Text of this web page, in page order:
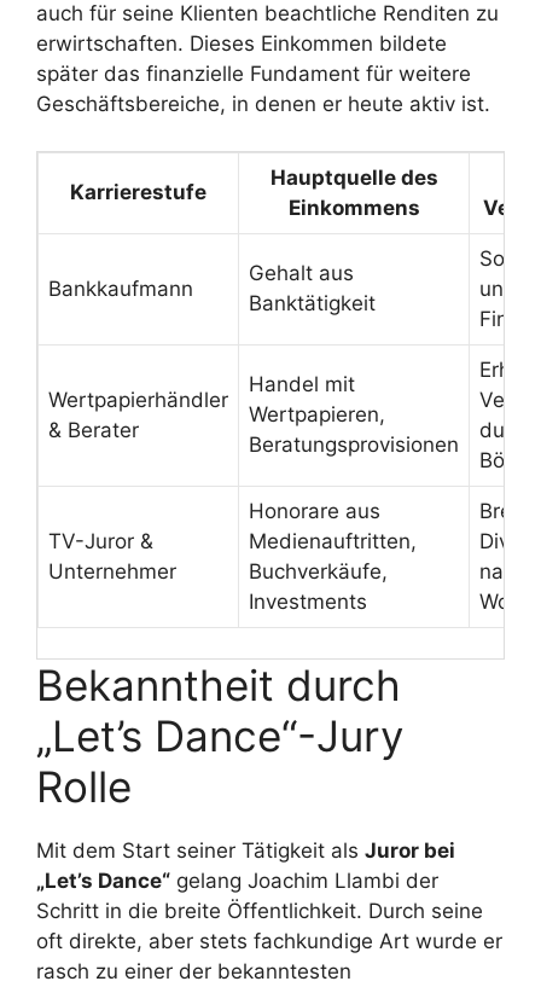
auch für seine Klienten beachtliche Renditen zu
erwirtschaften. Dieses Einkommen bildete
später das finanzielle Fundament für weitere
Geschäftsbereiche, in denen er heute aktiv ist.
Karrierestufe
Hauptquelle des
Einkommens
Bankkaufmann
Gehalt aus
Banktätigkeit
und
Wertpapierhändler
& Berater
Handel mit
Wertpapieren,
Beratungsprovisionen
durch
TV-Juror &
Unternehmer
Honorare aus
Medienauftritten,
Buchverkäufe,
Investments
Breite
Bekanntheit durch
„Let’s Dance“-Jury
Rolle
Mit dem Start seiner Tätigkeit als Juror bei
„Let’s Dance“ gelang Joachim Llambi der
Schritt in die breite Öffentlichkeit. Durch seine
oft direkte, aber stets fachkundige Art wurde er
rasch zu einer der bekanntesten